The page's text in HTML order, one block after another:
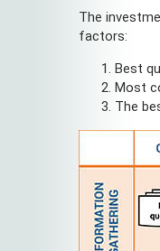
The
factors:
Best
Most
The